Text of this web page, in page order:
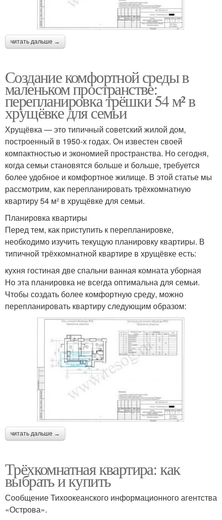
читать дальше →
Создание комфортной среды в
маленьком пространстве:
перепланировка трёшки 54 м² в
хрущёвке для семьи
Хрущёвка — это типичный советский жилой дом,
построенный в 1950-х годах. Он известен своей
компактностью и экономией пространства. Но сегодня,
когда семьи становятся больше и больше, требуется
более удобное и комфортное жилище. В этой статье мы
рассмотрим, как перепланировать трёхкомнатную
квартиру 54 м² в хрущёвке для семьи.
Планировка квартиры
Перед тем, как приступить к перепланировке,
необходимо изучить текущую планировку квартиры. В
типичной трёхкомнатной квартире в хрущёвке есть:
кухня гостиная две спальни ванная комната уборная
Но эта планировка не всегда оптимальна для семьи.
Чтобы создать более комфортную среду, можно
перепланировать квартиру следующим образом:
читать дальше →
Трёхкомнатная квартира: как
выбрать и купить
Сообщение Тихоокеанского информационного агентства
«Острова».